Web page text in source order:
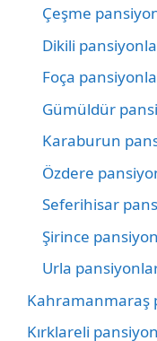
Çeşme
Dikili
Foça
Gümüldür
Karaburun
Özdere
Seferihisar
Şirince
Urla
Kahramanmaraş
Kırklareli pansiyon